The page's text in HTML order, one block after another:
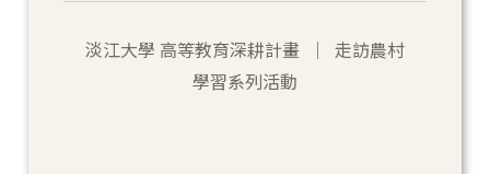
淡江大學 高等教育深耕計畫 ｜ 走訪農村
學習系列活動